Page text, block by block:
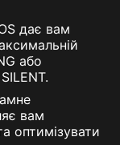
дає вам
або
вам
оптимізувати